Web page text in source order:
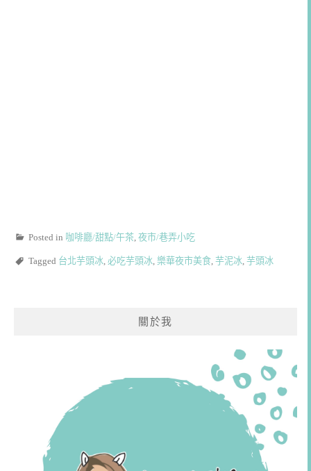
Posted in 咖啡廳/甜點/午茶, 夜市/巷弄小吃
Tagged 台北芋頭冰, 必吃芋頭冰, 樂華夜市美食, 芋泥冰, 芋頭冰
關於我